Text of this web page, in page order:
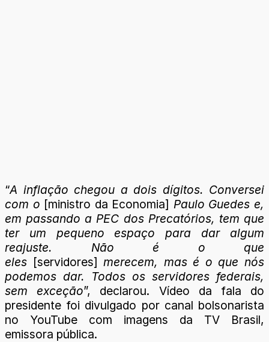
“A inflação chegou a dois dígitos. Conversei
com o [ministro da Economia] Paulo Guedes e,
em passando a PEC dos Precatórios, tem que
ter um pequeno espaço para dar algum
reajuste. Não é o que
eles [servidores]merecem, mas é o que nós
podemos dar. Todos os servidores federais,
sem exceção”, declarou. Vídeo da fala do
presidente foi divulgado por canal bolsonarista
no YouTube com imagens da TV Brasil,
emissora pública.